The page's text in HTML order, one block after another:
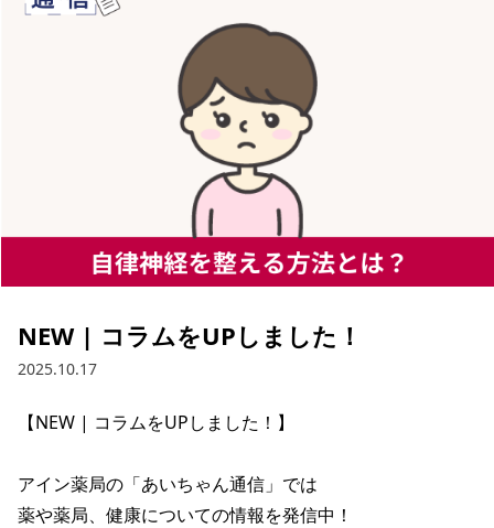
NEW | コラムをUPしました！
2025.10.17
【NEW | コラムをUPしました！】
アイン薬局の「あいちゃん通信」では
薬や薬局、健康についての情報を発信中！